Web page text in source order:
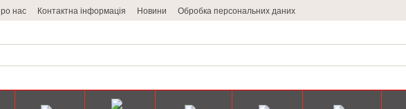
нас Контактна інформація Новини Обробка персональних даних